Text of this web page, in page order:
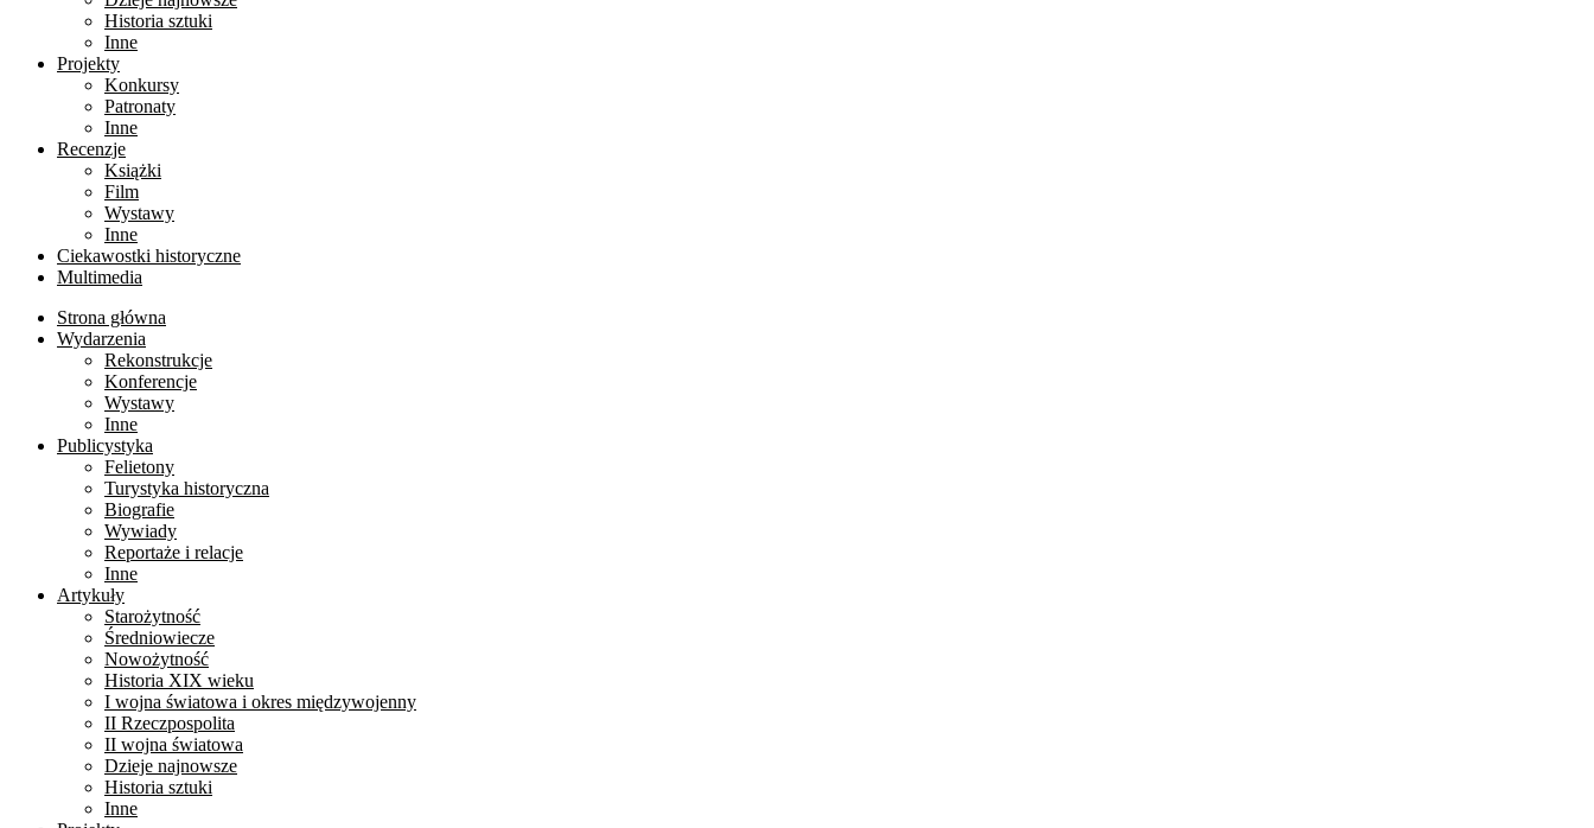
Historia sztuki
Inne
Projekty
Konkursy
Patronaty
Inne
Recenzje
Książki
Film
Wystawy
Inne
Ciekawostki historyczne
Multimedia
Strona główna
Wydarzenia
Rekonstrukcje
Konferencje
Wystawy
Inne
Publicystyka
Felietony
Turystyka historyczna
Biografie
Wywiady
Reportaże i relacje
Inne
Artykuły
Starożytność
Średniowiecze
Nowożytność
Historia XIX wieku
I wojna światowa i okres międzywojenny
II Rzeczpospolita
II wojna światowa
Dzieje najnowsze
Historia sztuki
Inne